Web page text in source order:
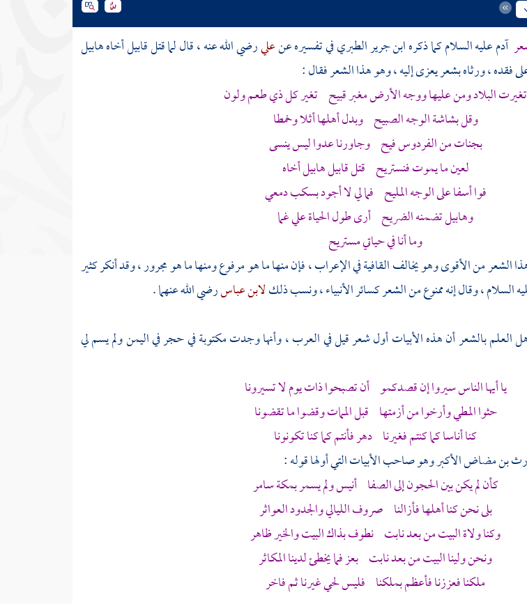
آدمعليه السلام كما ذكرهابن جرير الطبريفي تفسيره عنعليرضي الله عنه ، قال لما قتلقابيلأخاههابيل
، ورثاه بشعر يعزى إليه ، وهو هذا الشعر فقال :
تغيرت البلاد ومن عليها ووجه الأرض مغبر قبيح تغير كل ذي طعم ولون
وقل بشاشة الوجه الصبيح وبدل أهلها أثلا وخمطا
بجنات من الفردوس فيح وجاورنا عدوا ليس ينسى
لعين ما يموت فنستريح قتلقابيلهابيلأخاه
فوا أسفا على الوجه المليح فما لي لا أجود بسكب دمعي
وهابيلتضمنه الضريح أرى طول الحياة علي غما
وما أنا في حياتي مستريح
الشعر من الأقوى وهو يخالف القافية في الإعراب ، فإن منها ما هو مرفوع ومنها ما هو مجرور ، وقد أنكر كثير
السلام ، وقال إنه ممنوع من الشعر كسائر الأنبياء ، ونسب ذلكلابن عباسرضي الله عنهما .
بالشعر أن هذه الأبيات أول شعر قيل فيالعرب، وأنها وجدت مكتوبة في حجر فياليمنولم يسم لي
يا أيها الناس سيروا إن قصدكمو أن تصبحوا ذات يوم لا تسيرونا
حثوا المطي وأرخوا من أزمتها قبل الممات وقضوا ما تقضونا
كنا أناسا كما كنتم فغيرنا دهر فأنتم كما كنا تكونونا
بن مضاض الأكبروهو صاحب الأبيات التي أولها قوله :
كأن لم يكن بينالحجونإلىالصفا أنيس ولم يسمربمكةسامر
بلى نحن كنا أهلها فأزالنا صروف الليالي والجدود العواثر
وكنا ولاةالبيتمن بعد نابت نطوف بذاكالبيتوالخير ظاهر
ونحن وليناالبيتمن بعد نابت بعز فما يخطئ لدينا المكاثر
ملكنا فعززنا فأعظم بملكنا فليس لحي غيرنا ثم فاخر